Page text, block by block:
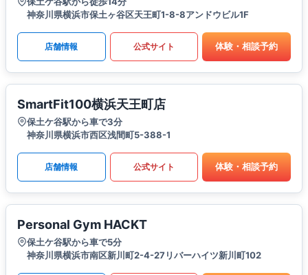
神奈川県横浜市保土ヶ谷区天王町1-8-8アンドウビル1F
店舗情報 公式サイト 体験・相談予約
SmartFit100横浜天王町店
保土ケ谷駅から車で3分
神奈川県横浜市西区浅間町5-388-1
店舗情報 公式サイト 体験・相談予約
Personal Gym HACKT
保土ケ谷駅から車で5分
神奈川県横浜市南区新川町2-4-27リバーハイツ新川町102